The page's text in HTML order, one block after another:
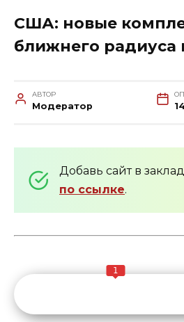
США: новые
ближнего
АВТОР
Модератор
Добавь сайт в
по ссылке.
1